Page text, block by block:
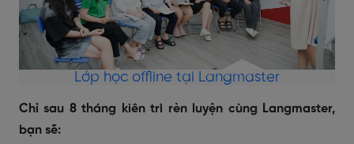
Lớp học offline tại Langmaster
Chỉ sau 8 tháng kiên trì rèn luyện cùng Langmaster,
bạn sẽ: